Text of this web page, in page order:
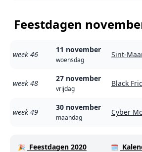
Feestdagen
week 46
11 november
woensdag
Sint-
week 48
27 november
vrijdag
Black
week 49
30 november
maandag
Cyber
🎉 Feestdagen 2020 🗓️